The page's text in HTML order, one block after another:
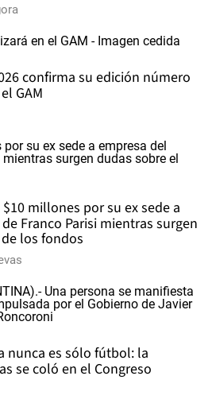
confirma su edición número
GAM
$10 millones por su ex sede a
Franco Parisi mientras surgen
los fondos
nunca es sólo fútbol: la
se coló en el Congreso